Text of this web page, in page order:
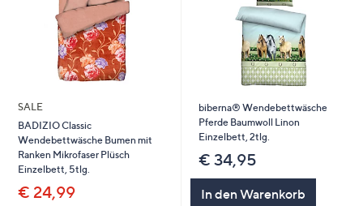
SALE
BADIZIO Classic
Wendebettwäsche Bumen mit
Ranken Mikrofaser Plüsch
Einzelbett, 5tlg.
€ 24,99
biberna® Wendebettwäsche
Pferde Baumwoll Linon
Einzelbett, 2tlg.
€ 34,95
In den Warenkorb